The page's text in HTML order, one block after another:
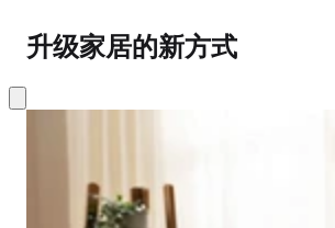
升级家居的新方式